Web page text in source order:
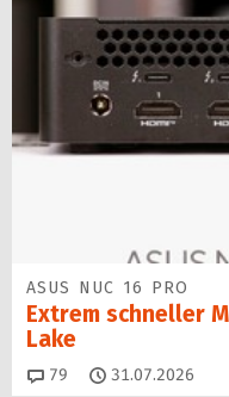
ASUS NUC 16 PRO
Extrem schneller
Lake
79 Kommentare
31.07.2026